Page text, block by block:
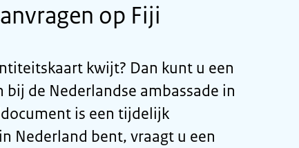
op Fiji
kwijt? Dan kunt u een
de Nederlandse ambassade in
is een tijdelijk
Nederland bent, vraagt u een